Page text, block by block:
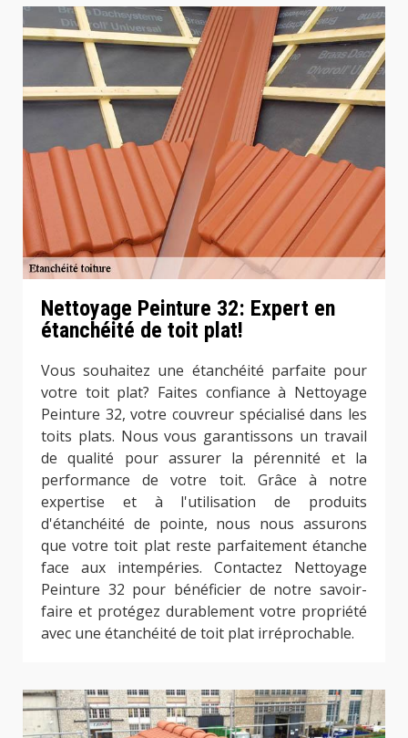
Nettoyage Peinture 32: Expert en
étanchéité de toit plat!
Vous souhaitez une étanchéité parfaite pour
votre toit plat? Faites confiance à Nettoyage
Peinture 32, votre couvreur spécialisé dans les
toits plats. Nous vous garantissons un travail
de qualité pour assurer la pérennité et la
performance de votre toit. Grâce à notre
expertise et à l'utilisation de produits
d'étanchéité de pointe, nous nous assurons
que votre toit plat reste parfaitement étanche
face aux intempéries. Contactez Nettoyage
Peinture 32 pour bénéficier de notre savoir-
faire et protégez durablement votre propriété
avec une étanchéité de toit plat irréprochable.